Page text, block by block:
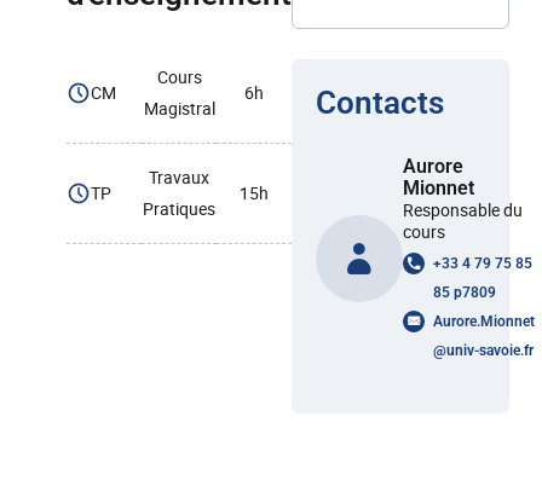
CM
Cours
Magistral
6h
TP
Travaux
Pratiques
15h
Contacts
Aurore
Mionnet
Responsable du
cours
+33 4 79 75 85
85 p7809
Aurore.Mionnet
@univ-savoie.fr